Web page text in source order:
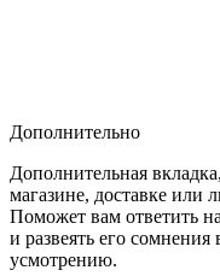
Дополнительно
Дополнительная
магазине, доставке или
Поможет вам ответить
и развеять его
усмотрению.